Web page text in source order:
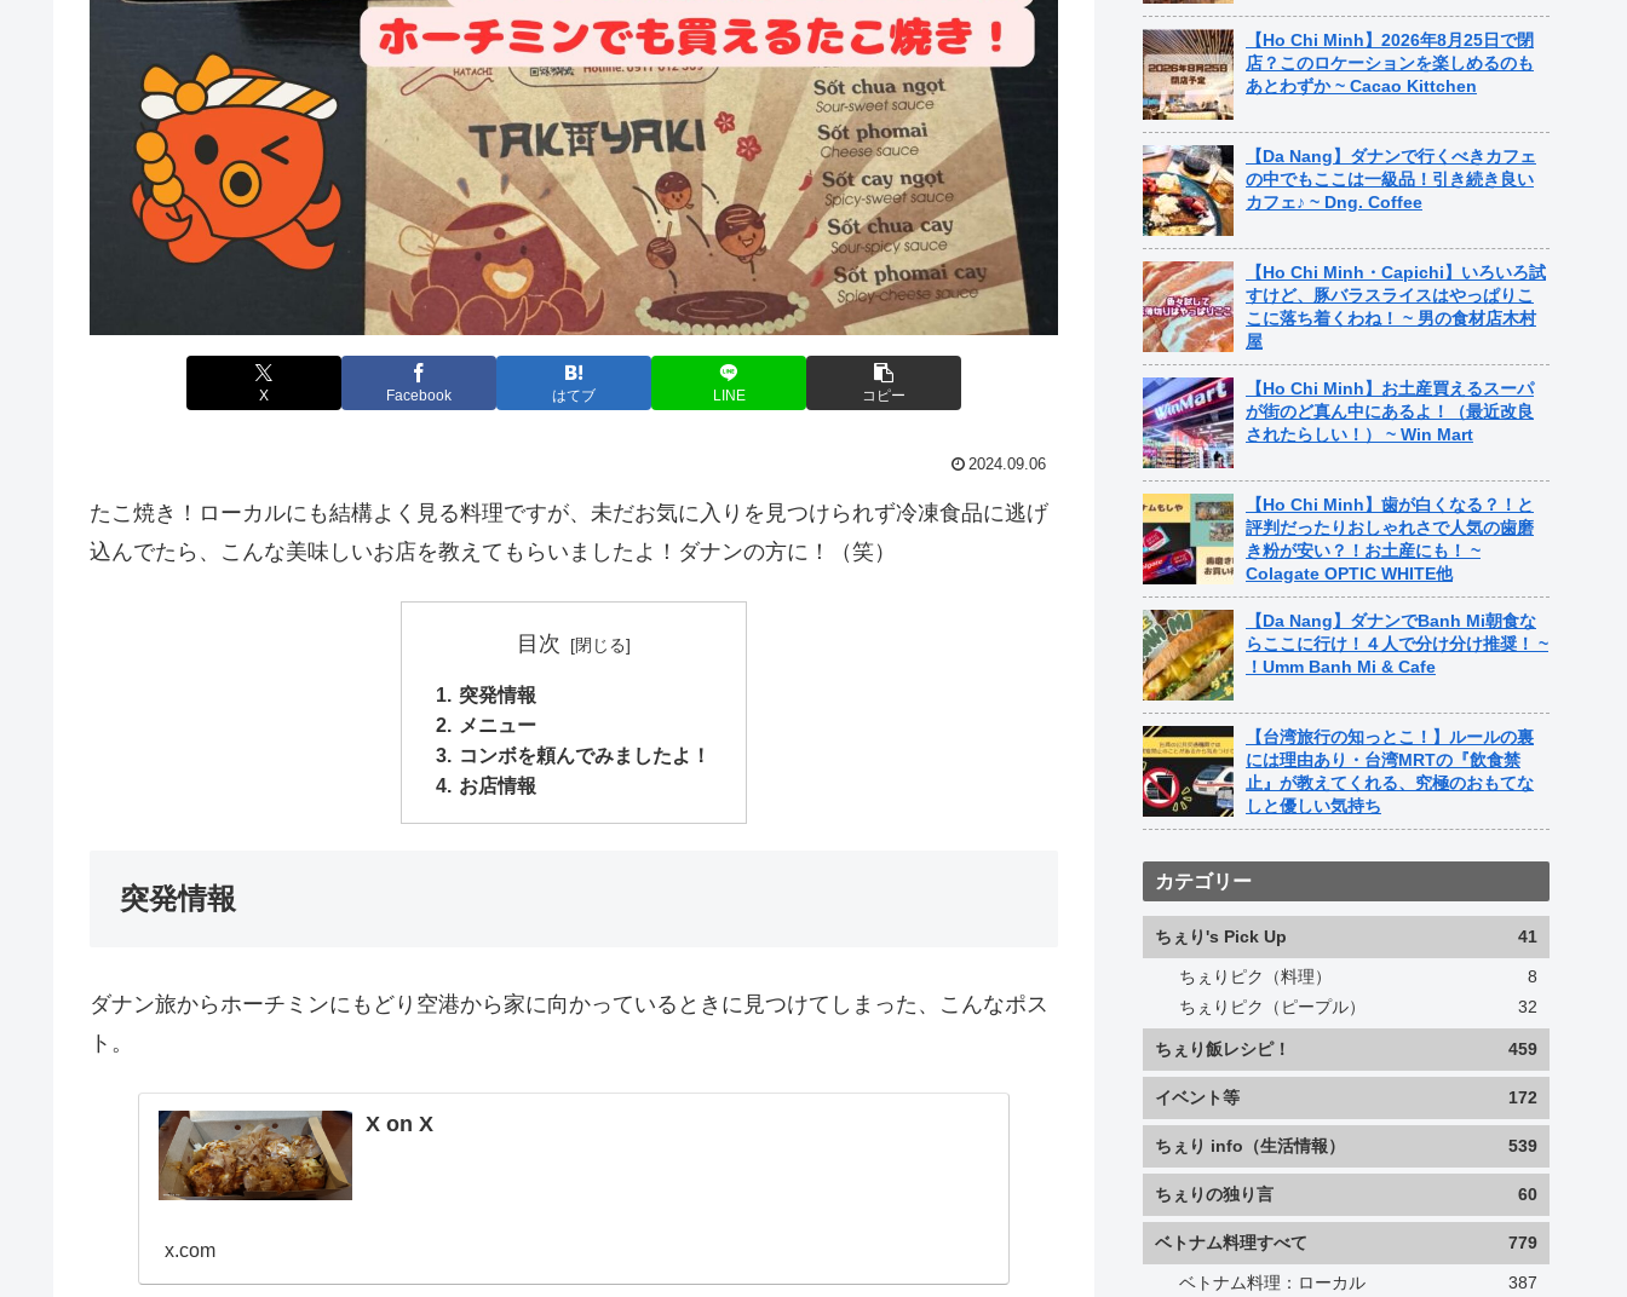
X Facebook はてブ LINE コピー
2024.09.06
たこ焼き！ローカルにも結構よく見る料理ですが、未だお気に入りを見つけられず冷凍食品に逃げ
込んでたら、こんな美味しいお店を教えてもらいましたよ！ダナンの方に！（笑）
目次
突発情報
メニュー
コンボを頼んでみましたよ！
お店情報
突発情報
ダナン旅からホーチミンにもどり空港から家に向かっているときに見つけてしまった、こんなポス
ト。
X on X
x.com
【Ho Chi Minh】2026年8月25日で閉
店？このロケーションを楽しめるのも
あとわずか ~ Cacao Kittchen
【Da Nang】ダナンで行くべきカフェ
の中でもここは一級品！引き続き良い
カフェ♪ ~ Dng. Coffee
【Ho Chi Minh・Capichi】いろいろ試
すけど、豚バラスライスはやっぱりこ
こに落ち着くわね！ ~ 男の食材店木村
屋
【Ho Chi Minh】お土産買えるスーパ
が街のど真ん中にあるよ！（最近改良
されたらしい！） ~ Win Mart
【Ho Chi Minh】歯が白くなる？！と
評判だったりおしゃれさで人気の歯磨
き粉が安い？！お土産にも！ ~
Colagate OPTIC WHITE他
【Da Nang】ダナンでBanh Mi朝食な
らここに行け！４人で分け分け推奨！ ~
！Umm Banh Mi & Cafe
【台湾旅行の知っとこ！】ルールの裏
には理由あり・台湾MRTの『飲食禁
止』が教えてくれる、究極のおもてな
しと優しい気持ち
カテゴリー
ちぇり's Pick Up 41
ちぇりピク（料理）
8
ちぇりピク（ピープル）
32
ちぇり飯レシピ！ 459
イベント等 172
ちぇり info（生活情報） 539
ちぇりの独り言 60
ベトナム料理すべて 779
ベトナム料理：ローカル
387